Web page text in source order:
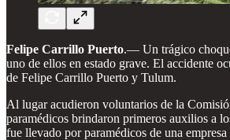
Felipe Carrillo Puerto.— Un trágico
uno de ellos en estado grave. El accidente
de Felipe Carrillo Puerto y Tulum.
Al lugar acudieron voluntarios de la
paramédicos brindaron primeros auxilios a
fue llevado por paramédicos de una